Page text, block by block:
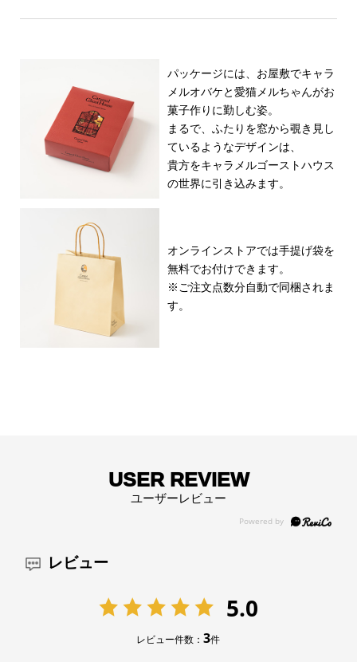
パッケージには、お屋敷でキャラ
メルオバケと愛猫メルちゃんがお
菓子作りに勤しむ姿。
まるで、ふたりを窓から覗き見し
ているようなデザインは、
貴方をキャラメルゴーストハウス
の世界に引き込みます。
オンラインストアでは手提げ袋を
無料でお付けできます。
※ご注文点数分自動で同梱されま
す。
USER REVIEW
ユーザーレビュー
レビュー
5.0
レビュー件数：3件